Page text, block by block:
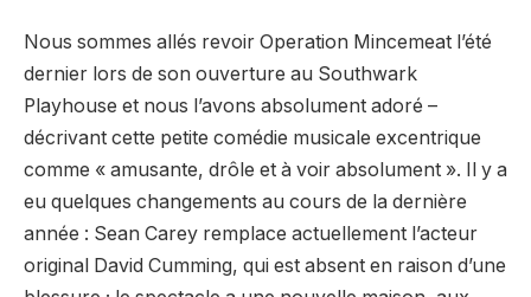
Nous sommes allés revoir Operation Mincemeat l’été
dernier lors de son ouverture au Southwark
Playhouse et nous l’avons absolument adoré –
décrivant cette petite comédie musicale excentrique
comme « amusante, drôle et à voir absolument ». Il y a
eu quelques changements au cours de la dernière
année : Sean Carey remplace actuellement l’acteur
original David Cumming, qui est absent en raison d’une